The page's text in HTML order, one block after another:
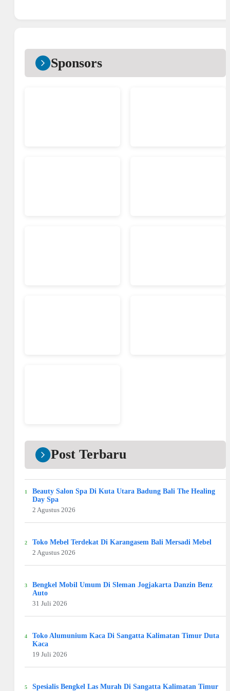
Sponsors
Post Terbaru
Beauty Salon Spa Di Kuta Utara Badung Bali The Healing
Day Spa
2 Agustus 2026
Toko Mebel Terdekat Di Karangasem Bali Mersadi Mebel
2 Agustus 2026
Bengkel Mobil Umum Di Sleman Jogjakarta Danzin Benz
Auto
31 Juli 2026
Toko Alumunium Kaca Di Sangatta Kalimatan Timur Duta
Kaca
19 Juli 2026
Spesialis Bengkel Las Murah Di Sangatta Kalimatan Timur